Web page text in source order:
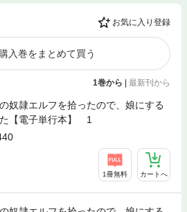
お気に入り登録
入巻をまとめて買う
1巻から | 最新刊から
奴隷エルフを拾ったので、娘にする
【電子単行本】 1
1冊無料 カートへ